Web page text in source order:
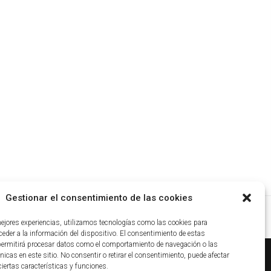
Gestionar el consentimiento de las cookies
experiencias, utilizamos tecnologías como las cookies para
a la información del dispositivo. El consentimiento de estas
procesar datos como el comportamiento de navegación o las
en este sitio. No consentir o retirar el consentimiento, puede afectar
características y funciones.